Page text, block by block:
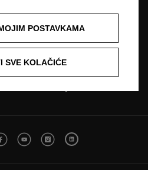
Naručivanje na servis
POSTAVKAMA
SVE KOLAČIĆE